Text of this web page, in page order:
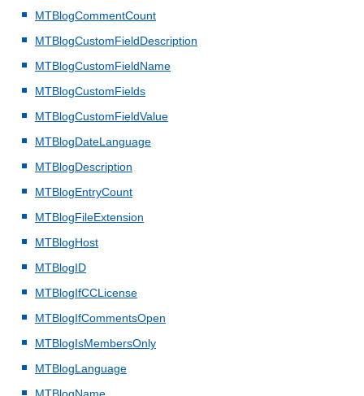
MTBlogCommentCount
MTBlogCustomFieldDescription
MTBlogCustomFieldName
MTBlogCustomFields
MTBlogCustomFieldValue
MTBlogDateLanguage
MTBlogDescription
MTBlogEntryCount
MTBlogFileExtension
MTBlogHost
MTBlogID
MTBlogIfCCLicense
MTBlogIfCommentsOpen
MTBlogIsMembersOnly
MTBlogLanguage